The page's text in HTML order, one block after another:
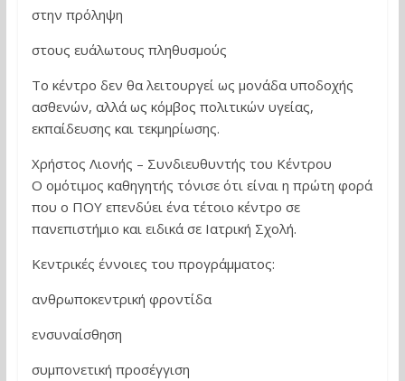
στην πρόληψη
στους ευάλωτους πληθυσμούς
Το κέντρο δεν θα λειτουργεί ως μονάδα υποδοχής
ασθενών, αλλά ως κόμβος πολιτικών υγείας,
εκπαίδευσης και τεκμηρίωσης.
Χρήστος Λιονής – Συνδιευθυντής του Κέντρου
Ο ομότιμος καθηγητής τόνισε ότι είναι η πρώτη φορά
που ο ΠΟΥ επενδύει ένα τέτοιο κέντρο σε
πανεπιστήμιο και ειδικά σε Ιατρική Σχολή.
Κεντρικές έννοιες του προγράμματος:
ανθρωποκεντρική φροντίδα
ενσυναίσθηση
συμπονετική προσέγγιση